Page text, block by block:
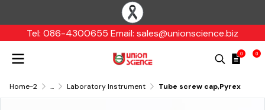
Tel: 086-4300655 Email: sales@unionscience.biz
0 0
Home-2 ... Laboratory Instrument Tube screw cap,Pyrex